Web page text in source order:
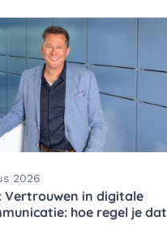
2026
Vertrouwen in digitale
hoe regel je dat